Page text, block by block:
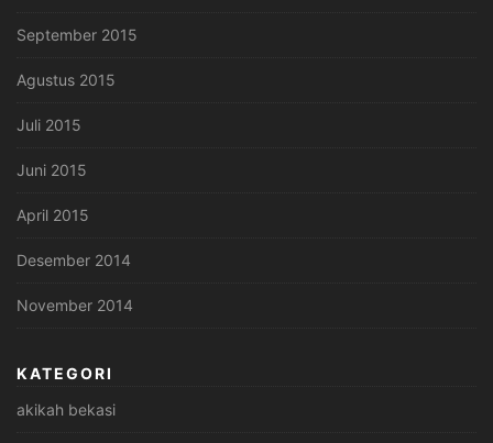
September 2015
Agustus 2015
Juli 2015
Juni 2015
April 2015
Desember 2014
November 2014
KATEGORI
akikah bekasi